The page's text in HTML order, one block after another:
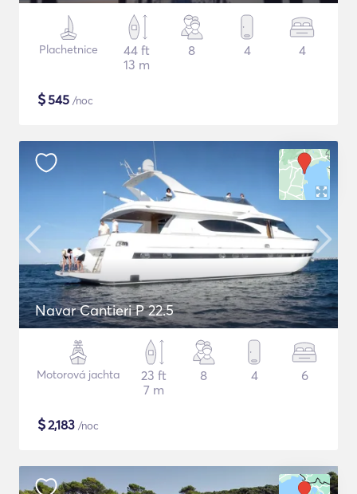
Plachetnice
44 ft
13 m
8 4 4
$545 /noc
Navar Cantieri P 22.5
Motorová jachta
23 ft
7 m
8 4 6
$2,183 /noc